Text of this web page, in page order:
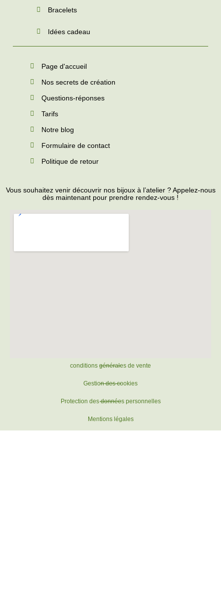
Bracelets
Idées cadeau
Page d'accueil
Nos secrets de création
Questions-réponses
Tarifs
Notre blog
Formulaire de contact
Politique de retour
Vous souhaitez venir découvrir nos bijoux à l’atelier ? Appelez-nous
dès maintenant pour prendre rendez-vous !
conditions générales de vente
Gestion des cookies
Protection des données personnelles
Mentions légales